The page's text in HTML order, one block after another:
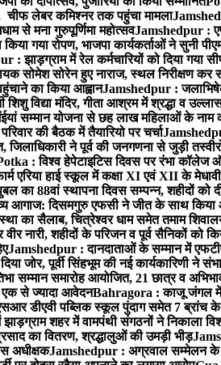
चीफ लेबर कमिश्नर तक पहुंचा मामला
से मना गुरुपूर्णिमा महोत्सवJamshedpur :
गया रोपण, भाजपा कार्यकर्ताओं ने सुनी
: झाड़ग्राम में रेल कर्मचारियों को दिया गया
सोमेश सोरेन हुए नाराज, स्थल निरीक्षण
का किया आह्वानJamshedpur :
विद्या मंदिर, गीता आश्रम में श्रद्धा व
सम्मान योजना से छह लाख महिलाओं के नाम
की बैठक में तैयारियो पर चर्चा
ने पूर्व की जनगणना से जुड़ी
: विश्व हेपेटाइटिस दिवस पर रंभा कॉलेज
एरिया हाई स्कूल में कक्षा XI एवं XII के मेधावी
88वां स्थापना दिवस सम्पन्न, शहीदों को
आगाज: दिसमगुरु एफसी ने जीत के साथ किया
का सैलाब, चित्रेश्वर धाम समेत तमाम
नारी, शहीदों के परिजन व पूर्व सैनिकों को
Jamshedpur : दानदाताओं के सम्मान में
जोर, पूर्वी सिंहभूम की नई कार्यकारिणी ने
सम्मान समारोह आयोजित, 21 छात्र व
से ज्यादा आवेदनBahragora : काजू जंगल में
डीएवी पब्लिक स्कूल पुंदाग समेत 7 ब्रांच के
शहर में वामपंथी संगठनों ने निकाला
का वितरण, श्रद्धालुओं की उमड़ी भीड़
अधीक्षकJamshedpur : अग्रवाल सम्मेलन के